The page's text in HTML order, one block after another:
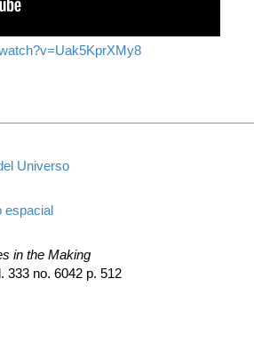
Universo
espacial
in the Making
333 no. 6042 p. 512